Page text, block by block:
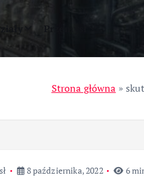
Przemysł
Strona główna »
8 października, 2022 6